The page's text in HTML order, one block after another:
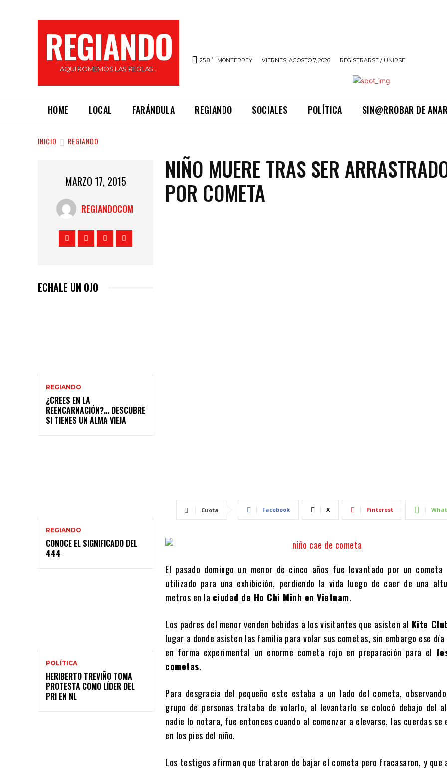
REGIANDO
AQUI ROMEMOS LAS REGLAS...
25.8 C MONTERREY VIERNES, AGOSTO 7, 2026 REGISTRARSE / UNIRSE
HOME LOCAL FARÁNDULA REGIANDO SOCIALES POLÍTICA SIN@RROBAR DE
INICIO REGIANDO
MARZO 17, 2015
REGIANDOCOM
ECHALE UN OJO
REGIANDO
¿CREES EN LA
REENCARNACIÓN?… DESCUBRE
SI TIENES UN ALMA VIEJA
REGIANDO
CONOCE EL SIGNIFICADO DEL
444
POLÍTICA
HERIBERTO TREVIÑO TOMA
PROTESTA COMO LÍDER DEL
PRI EN NL
NIÑO MUERE TRAS SER
POR COMETA
Cuota Facebook X Pinterest
El pasado domingo un menor de cinco años fue levantado por un cometa
utilizado para una exhibición, perdiendo la vida luego de caer de una
metros en la ciudad de Ho Chi Minh en Vietnam.
Los padres del menor venden bebidas a los visitantes que asisten al Kite
lugar a donde asisten las familia para volar sus cometas, sin embargo ese día
en forma experimental un enorme cometa rojo en preparación para el
cometas.
Para desgracia del pequeño este estaba a un lado del cometa,
grupo de personas trataba de volarlo, al levantarlo se colocó debajo del
nadie lo notara, fue entonces cuando al comenzar a elevarse, las cuerdas se
en los pies del niño.
Los testigos afirman que trataron de bajar el cometa pero fracasaron, y que